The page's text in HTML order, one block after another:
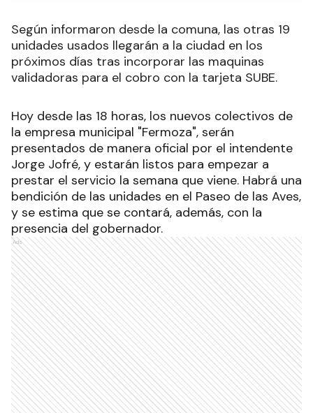
Según informaron desde la comuna, las otras 19
unidades usados llegarán a la ciudad en los
próximos días tras incorporar las maquinas
validadoras para el cobro con la tarjeta SUBE.
Hoy desde las 18 horas, los nuevos colectivos de
la empresa municipal "Fermoza", serán
presentados de manera oficial por el intendente
Jorge Jofré, y estarán listos para empezar a
prestar el servicio la semana que viene. Habrá una
bendición de las unidades en el Paseo de las Aves,
y se estima que se contará, además, con la
presencia del gobernador.
Ads